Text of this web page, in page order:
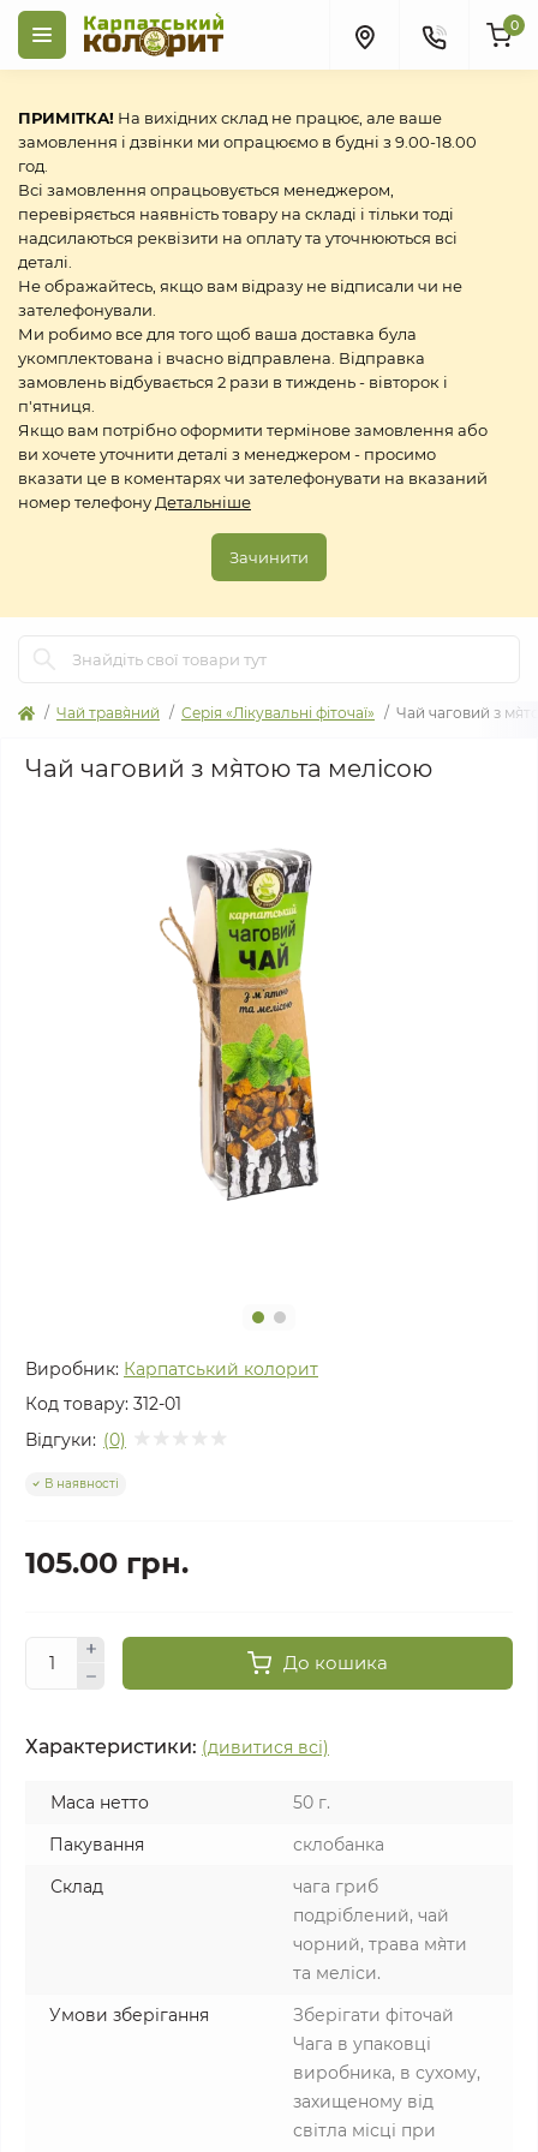
ПРИМІТКА! На вихідних склад не працює, але ваше
замовлення і дзвінки ми опрацюємо в будні з 9.00-18.00
год.
Всі замовлення опрацьовується менеджером,
перевіряється наявність товару на складі і тільки тоді
надсилаються реквізити на оплату та уточнюються всі
деталі.
Не ображайтесь, якщо вам відразу не відписали чи не
зателефонували.
Ми робимо все для того щоб ваша доставка була
укомплектована і вчасно відправлена. Відправка
замовлень відбувається 2 рази в тиждень - вівторок і
п'ятниця.
Якщо вам потрібно оформити термінове замовлення або
ви хочете уточнити деталі з менеджером - просимо
вказати це в коментарях чи зателефонувати на вказаний
номер телефону Детальніше
Зачинити
0
Чай трав`яний Серія «Лікувальні фіточаї» Чай чаговий з
Чай чаговий з м`ятою та мелісою
Виробник: Карпатський колорит
Код товару: 312-01
Відгуки: (0)
В наявності
105.00 грн.
До кошика
Характеристики: (дивитися всі)
Маса нетто
50 г.
Пакування
склобанка
Склад
чага гриб
подріблений, чай
чорний, трава м`яти
та меліси.
Умови зберігання
Зберігати фіточай
Чага в упаковці
виробника, в сухому,
захищеному від
світла місці при